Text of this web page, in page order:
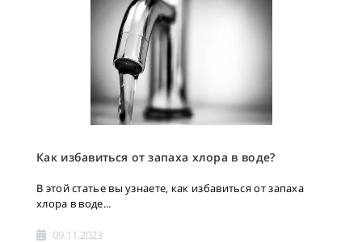
Как избавиться от запаха хлора в воде?
В этой статье вы узнаете, как избавиться от запаха
хлора в воде...
09.11.2023